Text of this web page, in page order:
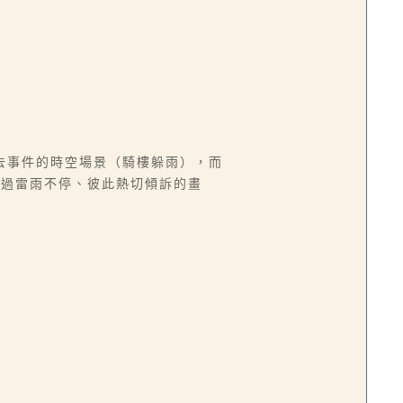
件的時空場景（騎樓躲雨），而
雷雨不停、彼此熱切傾訴的畫